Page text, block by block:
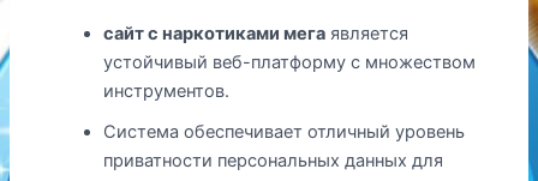
сайт с наркотиками мега является
устойчивый веб-платформу с множеством
инструментов.
Система обеспечивает отличный уровень
приватности персональных данных для